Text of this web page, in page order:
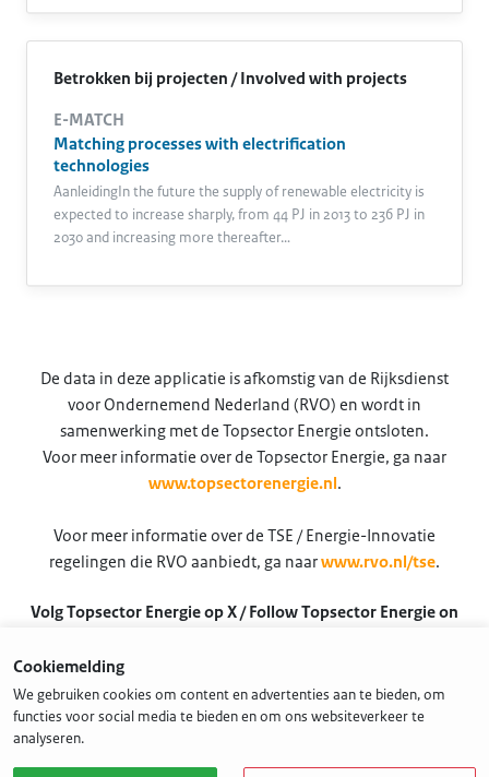
Betrokken bij projecten / Involved with projects
E-MATCH
Matching processes with electrification
technologies
AanleidingIn the future the supply of renewable electricity is
expected to increase sharply, from 44 PJ in 2013 to 236 PJ in
2030 and increasing more thereafter…
De data in deze applicatie is afkomstig van de Rijksdienst
voor Ondernemend Nederland (RVO) en wordt in
samenwerking met de Topsector Energie ontsloten.
Voor meer informatie over de Topsector Energie, ga naar
www.topsectorenergie.nl .
Voor meer informatie over de TSE / Energie-Innovatie
regelingen die RVO aanbiedt, ga naarwww.rvo.nl/tse.
Volg Topsector Energie op X / Follow Topsector Energie on
Cookiemelding
We gebruiken cookies om content en advertenties aan te bieden, om
functies voor social media te bieden en om ons websiteverkeer te
analyseren.